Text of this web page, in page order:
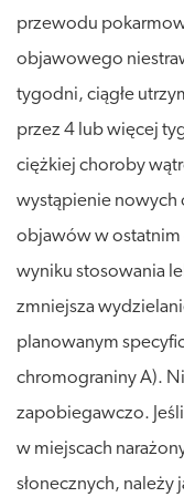
przewodu
objawowego
tygodni, ciągłe
przez 4 lub więcej
ciężkiej choroby
wystąpienie nowych
objawów w ostatnim
wyniku stosowania
zmniejsza
planowanym
chromograniny A).
zapobiegawczo. Jeśli
w miejscach
słonecznych,